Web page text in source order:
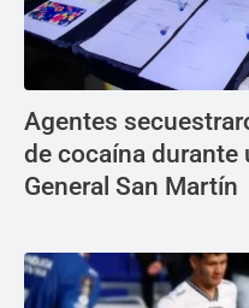
Agentes
de cocaína durante
General San Martín